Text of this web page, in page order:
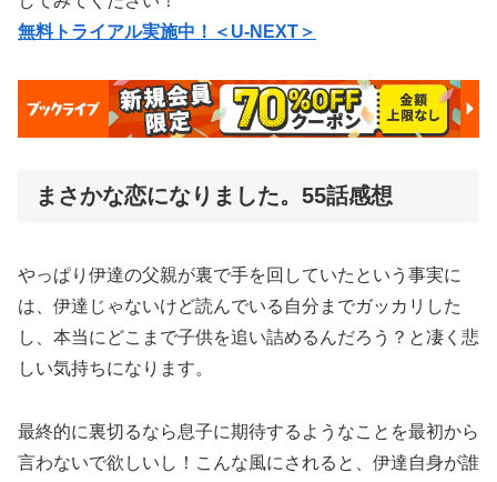
無料トライアル実施中！＜U-NEXT＞
まさかな恋になりました。55話感想
やっぱり伊達の父親が裏で手を回していたという事実に
は、伊達じゃないけど読んでいる自分までガッカリした
し、本当にどこまで子供を追い詰めるんだろう？と凄く悲
しい気持ちになります。
最終的に裏切るなら息子に期待するようなことを最初から
言わないで欲しいし！こんな風にされると、伊達自身が誰